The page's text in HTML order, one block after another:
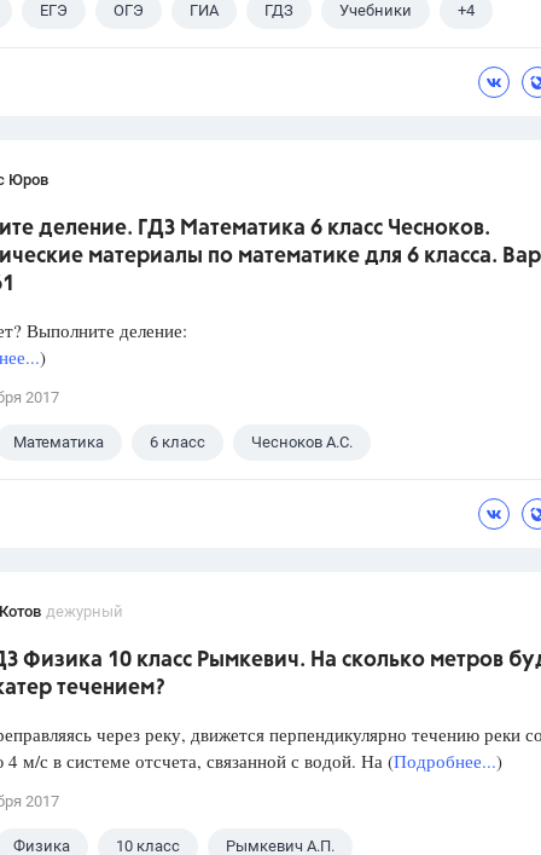
ЕГЭ ОГЭ ГИА ГДЗ Учебники +4
Юров
деление. ГДЗ Математика 6 класс Чесноков.
материалы по математике для 6 класса.
Выполните деление:
)
2017
Математика 6 класс Чесноков А.С.
дежурный
Физика 10 класс Рымкевич. На сколько метров
течением?
через реку, движется перпендикулярно течению реки
4 м/с в системе отсчета, связанной с водой. На (Подробнее...)
2017
Физика 10 класс Рымкевич А.П.